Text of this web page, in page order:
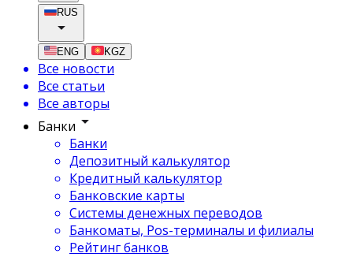
RUS
ENG KGZ
Все новости
Все статьи
Все авторы
Банки
Банки
Депозитный калькулятор
Кредитный калькулятор
Банковские карты
Системы денежных переводов
Банкоматы, Pos-терминалы и филиалы
Рейтинг банков